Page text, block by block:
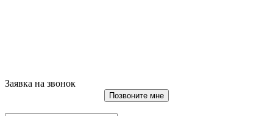
Заявка на звонок
Позвоните мне